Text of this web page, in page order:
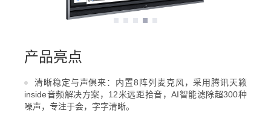
产品亮点
清晰稳定与声俱来：内置8阵列麦克风，采用腾讯天籁
inside音频解决方案，12米远距拾音，AI智能滤除超300种
噪声，专注于会，字字清晰。